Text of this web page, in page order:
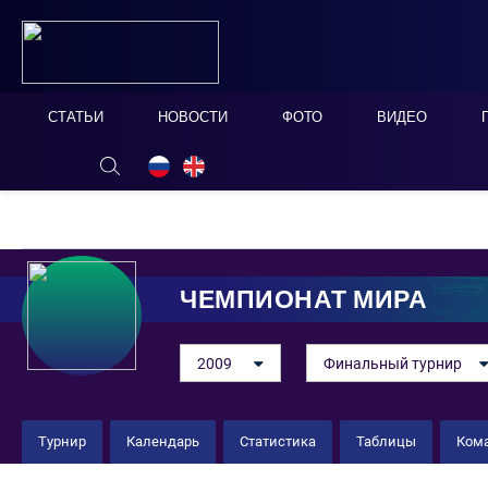
СТАТЬИ НОВОСТИ ФОТО ВИДЕО
ОНЛАЙН ТАБЛО СКРЫТЬ
ЧЕМПИОНАТ МИРА
2009 Финальный турнир
Турнир Календарь Статистика Таблицы